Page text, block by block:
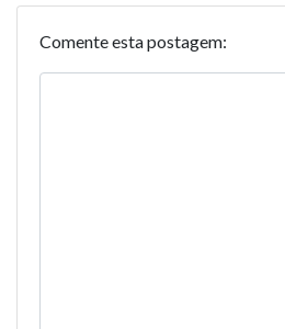
Comente esta postagem: